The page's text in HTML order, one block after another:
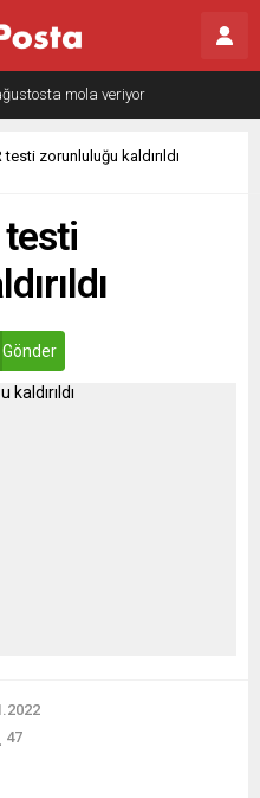
mola veriyor
testi zorunluluğu kaldırıldı
testi
Gönder
47